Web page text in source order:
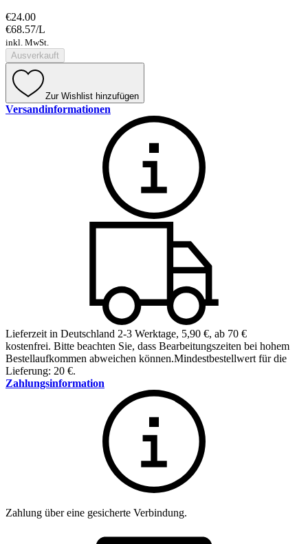
€24.00
€68.57/L
inkl. MwSt.
Ausverkauft
Zur Wishlist hinzufügen
Versandinformationen
Lieferzeit in Deutschland 2-3 Werktage, 5,90 €, ab 70 €
kostenfrei. Bitte beachten Sie, dass Bearbeitungszeiten bei hohem
Bestellaufkommen abweichen können.Mindestbestellwert für die
Lieferung: 20 €.
Zahlungsinformation
Zahlung über eine gesicherte Verbindung.